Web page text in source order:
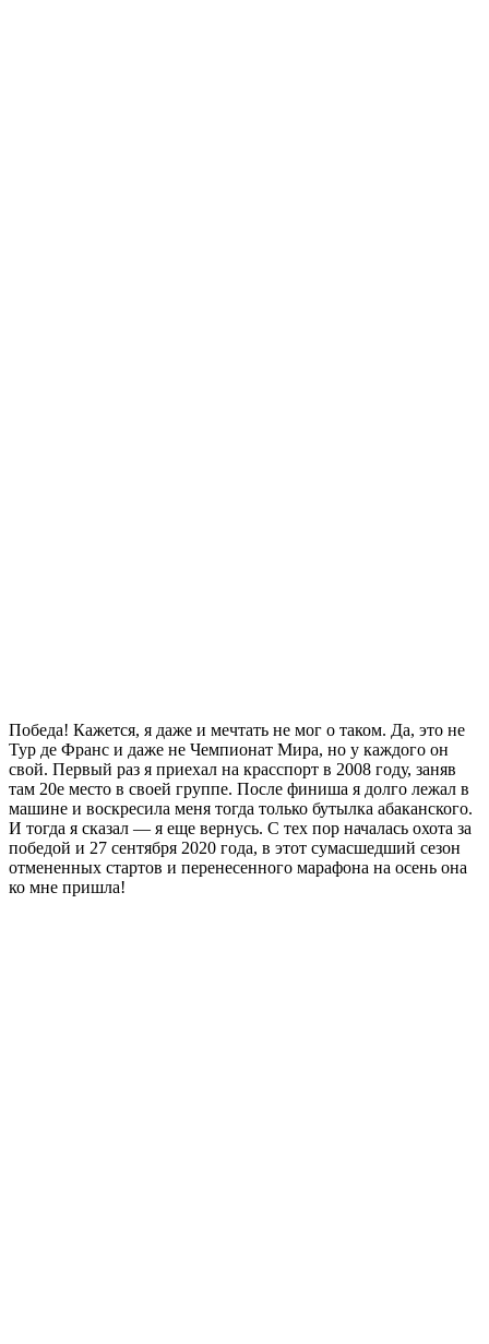
Победа! Кажется, я даже и мечтать не мог о таком. Да, это не
Тур де Франс и даже не Чемпионат Мира, но у каждого он
свой. Первый раз я приехал на красспорт в 2008 году, заняв
там 20е место в своей группе. После финиша я долго лежал в
машине и воскресила меня тогда только бутылка абаканского.
И тогда я сказал — я еще вернусь. С тех пор началась охота за
победой и 27 сентября 2020 года, в этот сумасшедший сезон
отмененных стартов и перенесенного марафона на осень она
ко мне пришла!